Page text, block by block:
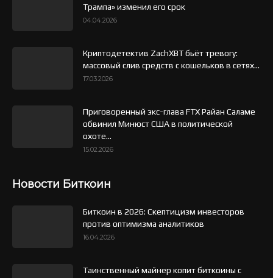
Трампа» изменил его срок
04.04.2026
Криптодетектив ZachXBT бьёт тревогу:
массовый слив средств с кошельков в сетях...
17.03.2026
Приговоренный экс-глава FTX Райан Саламе
обвинил Минюст США в политической
охоте...
15.02.2026
Новости Биткоин
Биткоин в 2026: Скептицизм инвесторов
против оптимизма аналитиков
16.04.2026
Таинственный майнер копит биткоины с